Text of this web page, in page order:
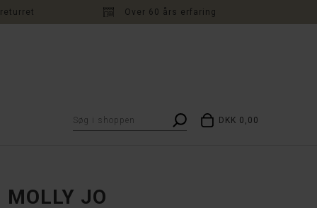
Over 60 års erfaring
DKK 0,00
JO